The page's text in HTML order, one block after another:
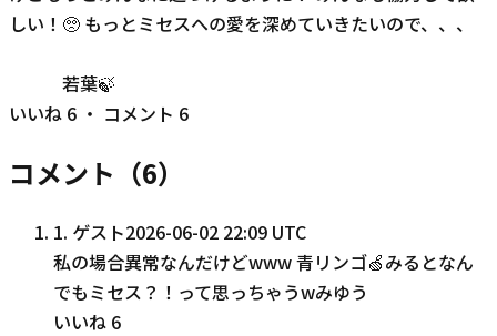
しい！🥺 もっとミセスへの愛を深めていきたいので、、、
若葉🍃
いいね 6 ・ コメント 6
コメント（6）
1. ゲスト2026-06-02 22:09 UTC
私の場合異常なんだけどwww 青リンゴ🍏みるとなん
でもミセス？！って思っちゃうwみゆう
いいね 6